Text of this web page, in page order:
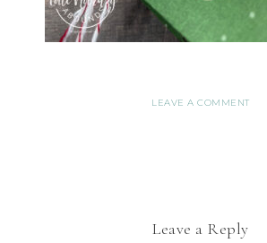
LEAVE A COMMENT
Leave a Reply